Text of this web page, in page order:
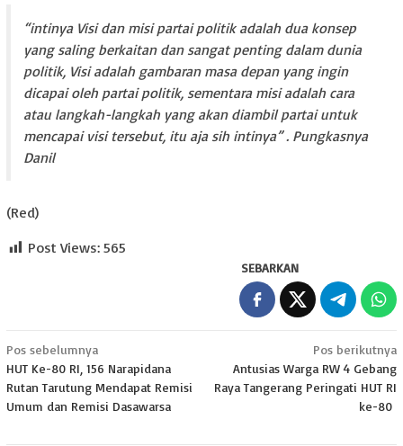
“intinya Visi dan misi partai politik adalah dua konsep
yang saling berkaitan dan sangat penting dalam dunia
politik, Visi adalah gambaran masa depan yang ingin
dicapai oleh partai politik, sementara misi adalah cara
atau langkah-langkah yang akan diambil partai untuk
mencapai visi tersebut, itu aja sih intinya” . Pungkasnya
Danil
(Red)
Post Views: 565
SEBARKAN
Navigasi
pos
Pos sebelumnya
HUT Ke-80 RI, 156 Narapidana
Rutan Tarutung Mendapat Remisi
Umum dan Remisi Dasawarsa
Pos berikutnya
Antusias Warga RW 4 Gebang
Raya Tangerang Peringati HUT RI
ke-80